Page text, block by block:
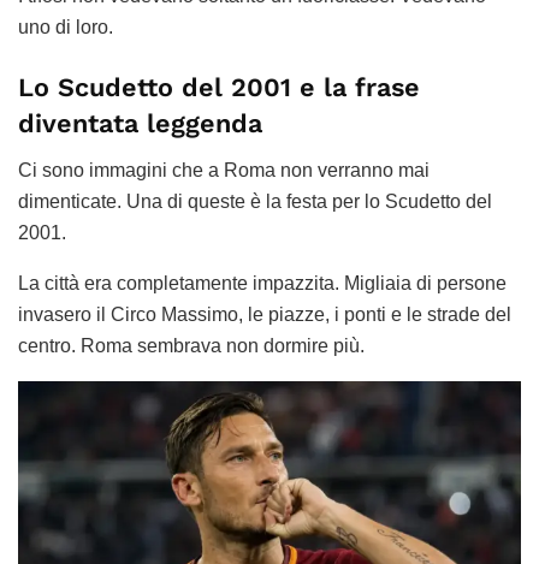
uno di loro.
Lo Scudetto del 2001 e la frase
diventata leggenda
Ci sono immagini che a Roma non verranno mai
dimenticate. Una di queste è la festa per lo Scudetto del
2001.
La città era completamente impazzita. Migliaia di persone
invasero il Circo Massimo, le piazze, i ponti e le strade del
centro. Roma sembrava non dormire più.